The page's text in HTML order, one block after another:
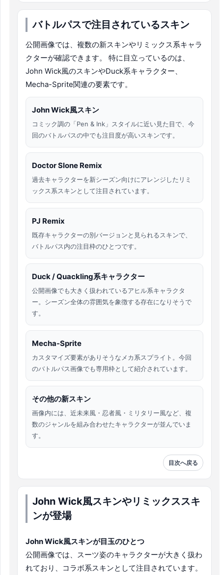
バトルパスで注目されているスキン
公開画像では、複数の新スキンやリミックス系キャラ
クターが確認できます。 特に目立っているのは、
John Wick風のスキンやDuck系キャラクター、
Mecha-Sprite関連の要素です。
John Wick風スキン
コミック調の「Pen & Ink」スタイルに近い見た目で、今
回のバトルパスの中でも注目度が高いスキンです。
Doctor Slone Remix
過去キャラクターを新シーズン向けにアレンジしたリミ
ックス系スキンとして注目されています。
PJ Remix
既存キャラクターの別バージョンと見られるスキンで、
バトルパス内の注目枠のひとつです。
Duck / Quackling系キャラクター
公開画像でも大きく扱われているアヒル系キャラクタ
ー。シーズン全体の雰囲気を象徴する存在になりそうで
す。
Mecha-Sprite
カスタマイズ要素がありそうなメカ系スプライト。今回
のバトルパス画像でも専用枠として紹介されています。
その他の新スキン
画像内には、近未来風・忍者風・ミリタリー風など、複
数のジャンルを組み合わせたキャラクターが並んでいま
す。
目次へ戻る
John Wick風スキンやリミックススキ
ンが登場
John Wick風スキンが目玉のひとつ
公開画像では、スーツ姿のキャラクターが大きく扱わ
れており、コラボ系スキンとして注目されています。